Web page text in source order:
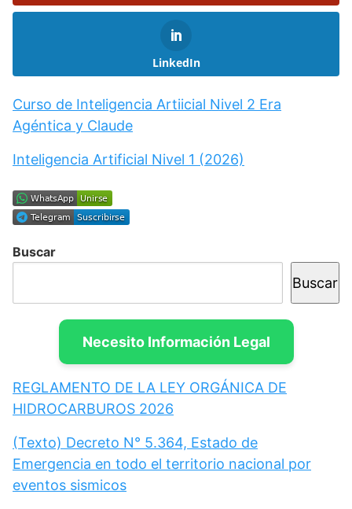
LinkedIn
Curso de Inteligencia Artiicial Nivel 2 Era
Agéntica y Claude
Inteligencia Artificial Nivel 1 (2026)
Buscar
Buscar
Necesito Información Legal
REGLAMENTO DE LA LEY ORGÁNICA DE
HIDROCARBUROS 2026
(Texto) Decreto N° 5.364, Estado de
Emergencia en todo el territorio nacional por
eventos sismicos